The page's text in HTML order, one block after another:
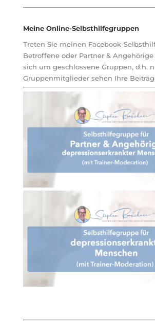
Meine Online-Selbsthilfegruppen
Treten Sie meinen Facebook-
Betroffene oder Partner &
sich um geschlossene Gruppen, d.h.
Gruppenmitglieder sehen Ihre